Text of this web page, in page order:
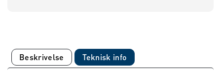
Beskrivelse Teknisk info